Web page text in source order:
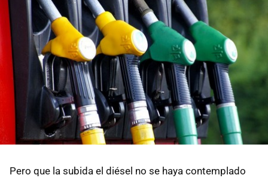
Pero que la subida el diésel no se haya contemplado